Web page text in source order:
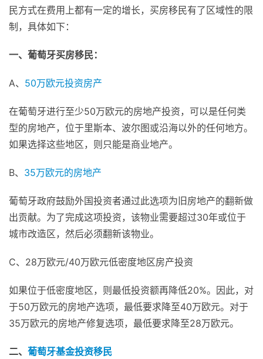
民方式在费用上都有一定的增长，买房移民有了区域性的限
制，具体如下：
一、葡萄牙买房移民：
A、 50万欧元投资房产
在葡萄牙进行至少50万欧元的房地产投资，可以是任何类
型的房地产，位于里斯本、波尔图或沿海以外的任何地方。
如果选择这些地区，则只能是商业地产。
B、 35万欧元的房地产
葡萄牙政府鼓励外国投资者通过此选项为旧房地产的翻新做
出贡献。为了完成这项投资，该物业需要超过30年或位于
城市改造区，然后必须翻新该物业。
C、28万欧元/40万欧元低密度地区房产投资
如果位于低密度地区，则最低投资额再降低20%。因此，对
于50万欧元的房地产选项，最低要求降至40万欧元。对于
35万欧元的房地产修复选项，最低要求降至28万欧元。
二、 葡萄牙基金投资移民